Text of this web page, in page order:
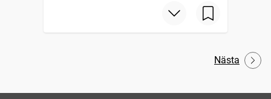
Nästa